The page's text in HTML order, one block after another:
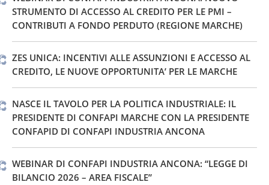
STRUMENTO DI ACCESSO AL CREDITO PER LE PMI –
CONTRIBUTI A FONDO PERDUTO (REGIONE MARCHE)
ZES UNICA: INCENTIVI ALLE ASSUNZIONI E ACCESSO AL
CREDITO, LE NUOVE OPPORTUNITA’ PER LE MARCHE
NASCE IL TAVOLO PER LA POLITICA INDUSTRIALE: IL
PRESIDENTE DI CONFAPI MARCHE CON LA PRESIDENTE
CONFAPID DI CONFAPI INDUSTRIA ANCONA
WEBINAR DI CONFAPI INDUSTRIA ANCONA: “LEGGE DI
BILANCIO 2026 – AREA FISCALE”